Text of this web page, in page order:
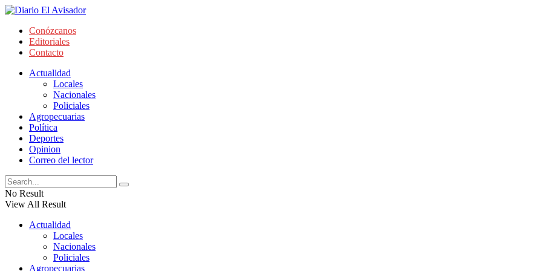
Conózcanos
Editoriales
Contacto
Actualidad
Locales
Nacionales
Policiales
Agropecuarias
Política
Deportes
Opinion
Correo del lector
No Result
View All Result
Actualidad
Locales
Nacionales
Policiales
Agropecuarias